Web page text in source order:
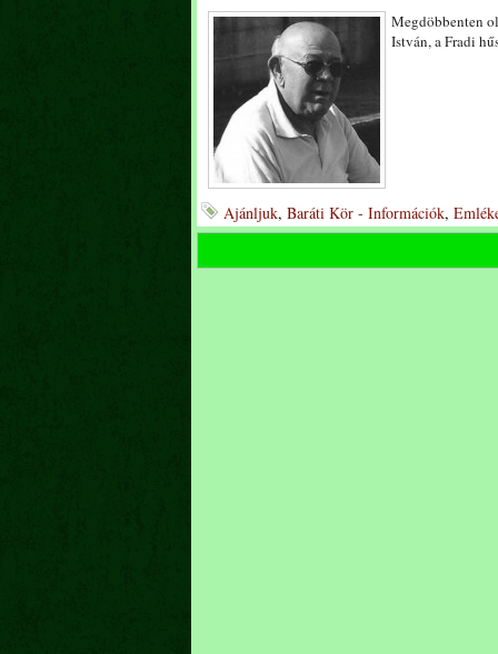
Megdöbbenten
István, a Fradi
Ajánljuk, Baráti Kör - Információk,